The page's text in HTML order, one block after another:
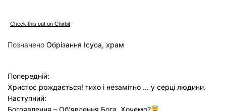
Check this out on Chirbit
Позначено Обрізання Ісуса, храм
Н
а
Попередній:
Христос рождається! тихо і незамітно … у серці людини.
Наступний:
Богоявлення – Об’явлення Бога. Хочемо?